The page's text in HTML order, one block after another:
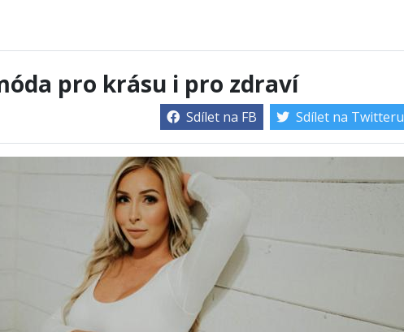
pro krásu i pro zdraví
Sdílet na FB Sdílet na Twitteru